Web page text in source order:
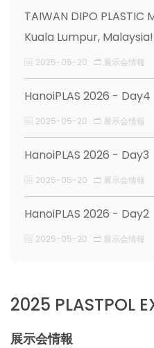
TAIWAN DIPO
Kuala Lumpur, Malaysia!
2025-05-20 展示会情報
HanoiPLAS 2026 - Day4
2025-05-20 展示会情報
HanoiPLAS 2026 - Day3
2025-05-20 展示会情報
HanoiPLAS 2026 - Day2
2025-05-20 展示会情報
2025 PLASTPOL
展示会情報